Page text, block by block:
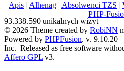
Apis | Alhenag | Absolwenci TZS |
PHP-
93.338.590 unikalnych wizyt
© 2026 Theme created by RobiNN
Powered by PHPFusion. v. 9.10.20
Inc. Released as free software
Affero GPL v3.